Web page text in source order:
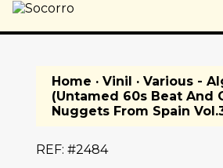
Home · Vinil · Various -
(Untamed 60s Beat And
Nuggets From Spain
REF: #2484